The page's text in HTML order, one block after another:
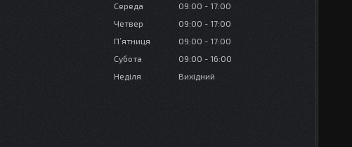
Середа
09:00
17:00
Четвер
09:00
17:00
Пʼятниця
09:00
17:00
Субота
09:00
16:00
Неділя
Вихідний